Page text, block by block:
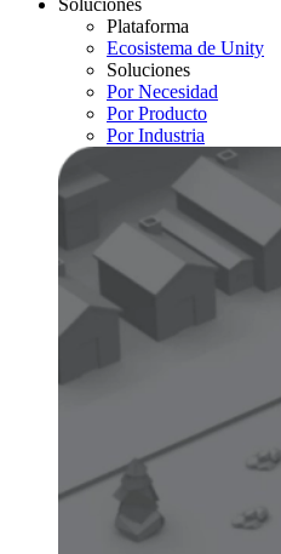
Soluciones
Plataforma
Ecosistema de Unity
Soluciones
Por Necesidad
Por Producto
Por Industria